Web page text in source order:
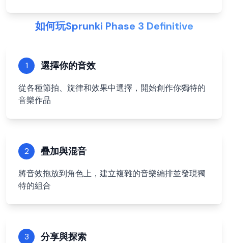
如何玩Sprunki Phase 3 Definitive
1 選擇你的音效
從各種節拍、旋律和效果中選擇，開始創作你獨特的
音樂作品
2 疊加與混音
將音效拖放到角色上，建立複雜的音樂編排並發現獨
特的組合
3 分享與探索